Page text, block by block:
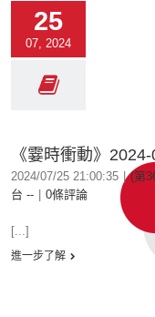
25
07, 2024
《霎時衝動》
2024/07/25 21:00:35 | (第
台 --
0條評論
[...]
進一步了解